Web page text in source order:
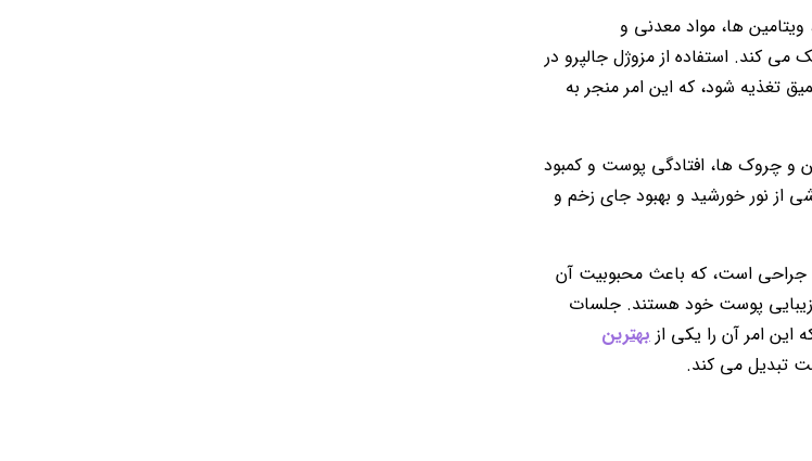
ها، مواد معدنی و
کند. استفاده از مزوژل جالپرو در
تغذیه شود، که این امر منجر به
چروک ها، افتادگی پوست و کمبود
از نور خورشید و بهبود جای زخم و
جراحی است، که باعث محبوبیت آن
زیبایی پوست خود هستند. جلسات
این امر آن را یکی از بهترین
تبدیل می کند.